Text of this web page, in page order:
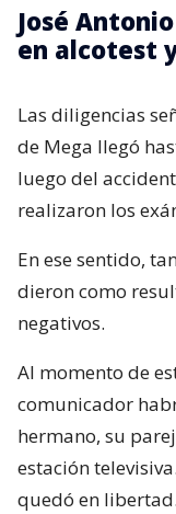
José
en alcotest
Las diligencias
de Mega llegó
luego del
realizaron los
En ese sentido,
dieron como
negativos.
Al momento de
comunicador
hermano, su
estación
quedó en libertad.